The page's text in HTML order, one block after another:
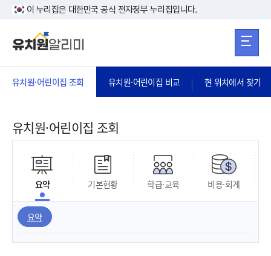
본문 바로가기
이 누리집은 대한민국 공식 전자정부 누리집입니다.
유치원·어린이집 조회 유치원·어린이집 비교 현 위치에서 찾기
유치원·어린이집 조회
요약 기본현황 학급·교육 비용·회계
요약